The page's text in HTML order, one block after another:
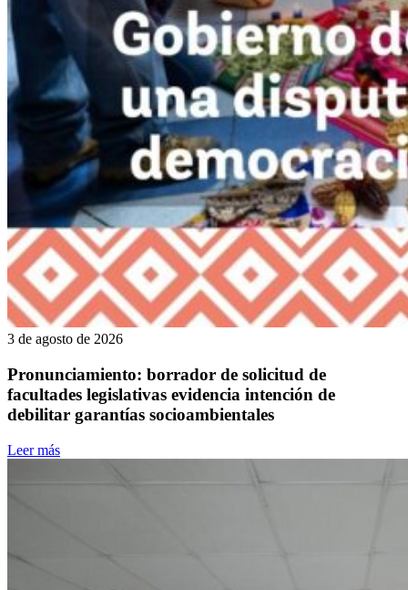
3 de agosto de 2026
Pronunciamiento: borrador de solicitud de
facultades legislativas evidencia intención de
debilitar garantías socioambientales
Leer más